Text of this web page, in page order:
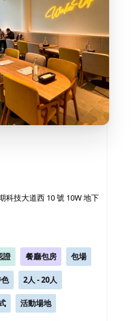
科技大道西 10 號 10W 地下
證 餐廳包房 包場
2人 - 20人
活動場地